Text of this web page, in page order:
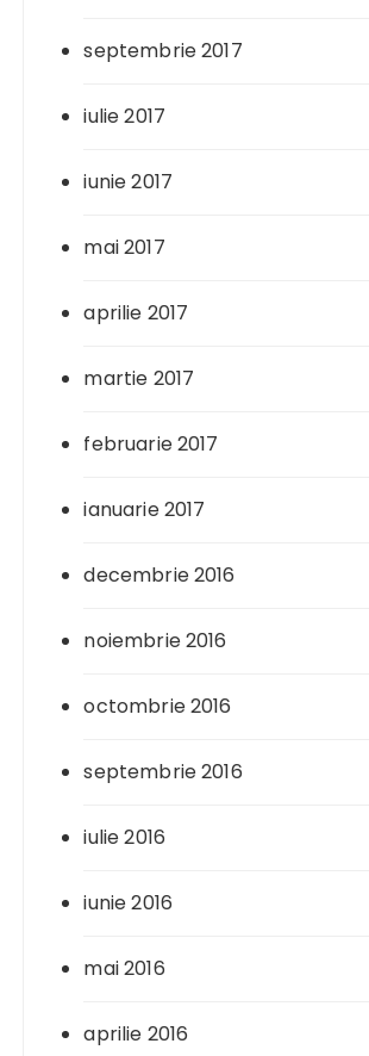
septembrie 2017
iulie 2017
iunie 2017
mai 2017
aprilie 2017
martie 2017
februarie 2017
ianuarie 2017
decembrie 2016
noiembrie 2016
octombrie 2016
septembrie 2016
iulie 2016
iunie 2016
mai 2016
aprilie 2016